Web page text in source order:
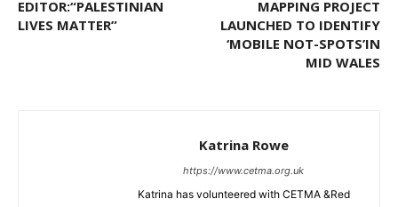
EDITOR:“PALESTINIAN
LIVES MATTER”
MAPPING PROJECT
LAUNCHED TO IDENTIFY
‘MOBILE NOT-SPOTS’IN
MID WALES
Katrina Rowe
https://www.cetma.org.uk
Katrina has volunteered with CETMA &Red